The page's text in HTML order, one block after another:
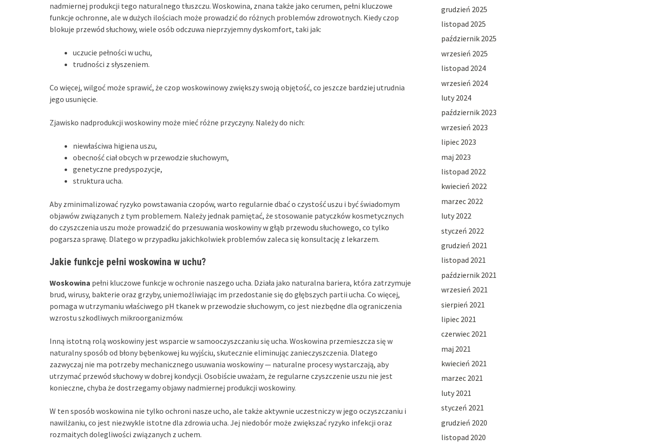
nadmiernej produkcji tego naturalnego tłuszczu. Woskowina, znana także jako cerumen, pełni kluczowe
funkcje ochronne, ale w dużych ilościach może prowadzić do różnych problemów zdrowotnych. Kiedy czop
blokuje przewód słuchowy, wiele osób odczuwa nieprzyjemny dyskomfort, taki jak:
uczucie pełności w uchu,
trudności z słyszeniem.
Co więcej, wilgoć może sprawić, że czop woskowinowy zwiększy swoją objętość, co jeszcze bardziej utrudnia
jego usunięcie.
Zjawisko nadprodukcji woskowiny może mieć różne przyczyny. Należy do nich:
niewłaściwa higiena uszu,
obecność ciał obcych w przewodzie słuchowym,
genetyczne predyspozycje,
struktura ucha.
Aby zminimalizować ryzyko powstawania czopów, warto regularnie dbać o czystość uszu i być świadomym
objawów związanych z tym problemem. Należy jednak pamiętać, że stosowanie patyczków kosmetycznych
do czyszczenia uszu może prowadzić do przesuwania woskowiny w głąb przewodu słuchowego, co tylko
pogarsza sprawę. Dlatego w przypadku jakichkolwiek problemów zaleca się konsultację z lekarzem.
Jakie funkcje pełni woskowina w uchu?
Woskowina pełni kluczowe funkcje w ochronie naszego ucha. Działa jako naturalna bariera, która zatrzymuje
brud, wirusy, bakterie oraz grzyby, uniemożliwiając im przedostanie się do głębszych partii ucha. Co więcej,
pomaga w utrzymaniu właściwego pH tkanek w przewodzie słuchowym, co jest niezbędne dla ograniczenia
wzrostu szkodliwych mikroorganizmów.
Inną istotną rolą woskowiny jest wsparcie w samooczyszczaniu się ucha. Woskowina przemieszcza się w
naturalny sposób od błony bębenkowej ku wyjściu, skutecznie eliminując zanieczyszczenia. Dlatego
zazwyczaj nie ma potrzeby mechanicznego usuwania woskowiny — naturalne procesy wystarczają, aby
utrzymać przewód słuchowy w dobrej kondycji. Osobiście uważam, że regularne czyszczenie uszu nie jest
konieczne, chyba że dostrzegamy objawy nadmiernej produkcji woskowiny.
W ten sposób woskowina nie tylko ochroni nasze ucho, ale także aktywnie uczestniczy w jego oczyszczaniu i
nawilżaniu, co jest niezwykle istotne dla zdrowia ucha. Jej niedobór może zwiększać ryzyko infekcji oraz
rozmaitych dolegliwości związanych z uchem.
grudzień 2025
listopad 2025
październik 2025
wrzesień 2025
listopad 2024
wrzesień 2024
luty 2024
październik 2023
wrzesień 2023
lipiec 2023
maj 2023
listopad 2022
kwiecień 2022
marzec 2022
luty 2022
styczeń 2022
grudzień 2021
listopad 2021
październik 2021
wrzesień 2021
sierpień 2021
lipiec 2021
czerwiec 2021
maj 2021
kwiecień 2021
marzec 2021
luty 2021
styczeń 2021
grudzień 2020
listopad 2020